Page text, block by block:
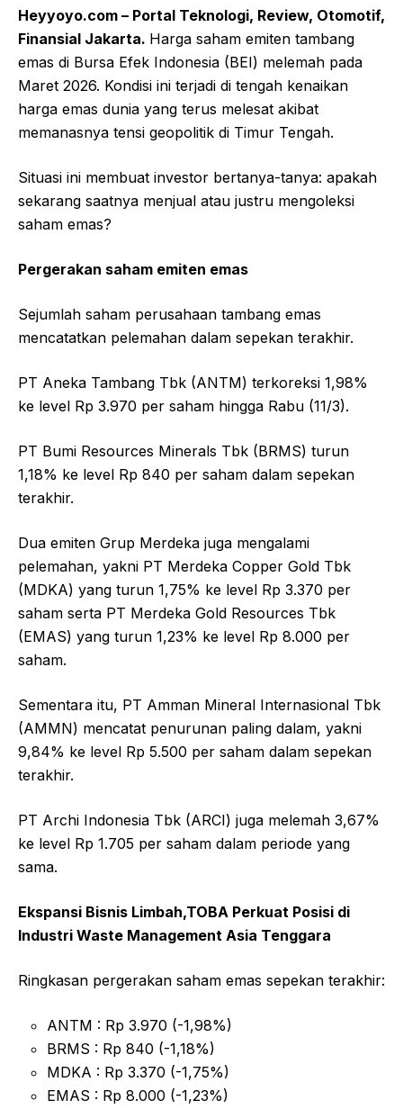
Heyyoyo.com – Portal Teknologi, Review, Otomotif,
Finansial Jakarta. Harga saham emiten tambang
emas di Bursa Efek Indonesia (BEI) melemah pada
Maret 2026. Kondisi ini terjadi di tengah kenaikan
harga emas dunia yang terus melesat akibat
memanasnya tensi geopolitik di Timur Tengah.
Situasi ini membuat investor bertanya-tanya: apakah
sekarang saatnya menjual atau justru mengoleksi
saham emas?
Pergerakan saham emiten emas
Sejumlah saham perusahaan tambang emas
mencatatkan pelemahan dalam sepekan terakhir.
PT Aneka Tambang Tbk (ANTM) terkoreksi 1,98%
ke level Rp 3.970 per saham hingga Rabu (11/3).
PT Bumi Resources Minerals Tbk (BRMS) turun
1,18% ke level Rp 840 per saham dalam sepekan
terakhir.
Dua emiten Grup Merdeka juga mengalami
pelemahan, yakni PT Merdeka Copper Gold Tbk
(MDKA) yang turun 1,75% ke level Rp 3.370 per
saham serta PT Merdeka Gold Resources Tbk
(EMAS) yang turun 1,23% ke level Rp 8.000 per
saham.
Sementara itu, PT Amman Mineral Internasional Tbk
(AMMN) mencatat penurunan paling dalam, yakni
9,84% ke level Rp 5.500 per saham dalam sepekan
terakhir.
PT Archi Indonesia Tbk (ARCI) juga melemah 3,67%
ke level Rp 1.705 per saham dalam periode yang
sama.
Ekspansi Bisnis Limbah,TOBA Perkuat Posisi di
Industri Waste Management Asia Tenggara
Ringkasan pergerakan saham emas sepekan terakhir:
ANTM : Rp 3.970 (-1,98%)
BRMS : Rp 840 (-1,18%)
MDKA : Rp 3.370 (-1,75%)
EMAS : Rp 8.000 (-1,23%)